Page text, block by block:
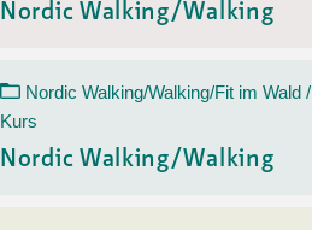
Nordic Walking/Walking
Nordic Walking/Walking/Fit im Wald /
Kurs
Nordic Walking/Walking